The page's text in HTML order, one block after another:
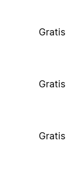
Gratis
Gratis
Gratis